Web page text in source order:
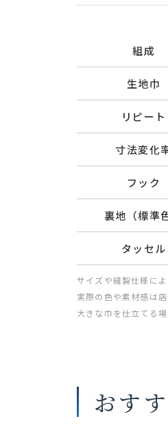
組成
生地巾
リピート
寸法変化
フック
裏地（標準
タッセル
サイズや縫製仕様によ
実際の色や素材感は
大きな巾を仕立てる
おす